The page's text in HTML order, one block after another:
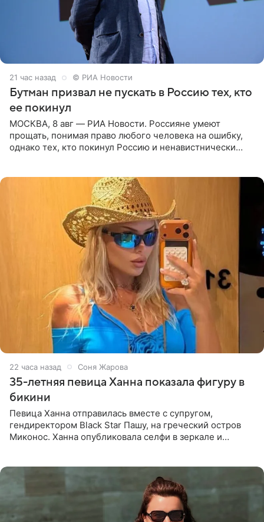
21 час назад © РИА Новости
Бутман призвал не пускать в Россию тех, кто
ее покинул
МОСКВА, 8 авг — РИА Новости. Россияне умеют
прощать, понимая право любого человека на ошибку,
однако тех, кто покинул Россию и ненавистнически
22 часа назад Соня Жарова
35-летняя певица Ханна показала фигуру в
бикини
Певица Ханна отправилась вместе с супругом,
гендиректором Black Star Пашу, на греческий остров
Миконос. Ханна опубликовала селфи в зеркале и